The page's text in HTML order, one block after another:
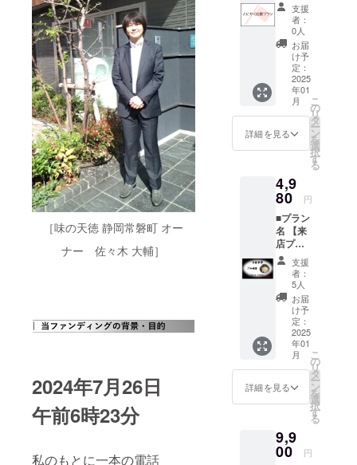
［味の天徳 静岡常磐町 オー
ナー 佐々木 大輔］
2024年7月26日
午前6時23分
私のもとに一本の電話
ラ
ン】
■リター
ン ・気
持ち程
度の返
礼品で
大変申
し訳な
いので
すが、
をお渡
します
※分倍河
原店で
ご利用
いただ
けます
■おスス
メポイ
ント ・
「とに
かく応
援して
いま
す」と
いう方
におス
・餃子
チケッ
支援
者：
0人
お届
け予
定：
2025
年01
月
詳細を見る
こ
の
リ
タ
ー
ン
を
選
択
す
る
4,9
80 円
■プラン
名 【来
店プラ
ン】 ■
リター
ン ・食
事券(油
そば並
盛1杯＋
クラウ
ドファ
ンディ
ングオ
リジナ
ルトッ
の「味
の天徳
分倍河
支援
者：
5人
お届
け予
定：
2025
年01
月
詳細を見る
こ
の
リ
タ
ー
ン
を
選
択
す
る
9,9
00 円